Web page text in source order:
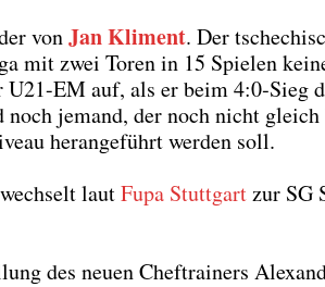
vonJan Kli­ment. Der
mit zwei Toren in 15 Spie­len
EM auf, als er beim 4:0‑Sieg
jemand, der noch nicht
her­an­ge­führt wer­den soll.
wech­selt lautFupa Stutt­gartzur SG
des neu­en Chef­trai­ners